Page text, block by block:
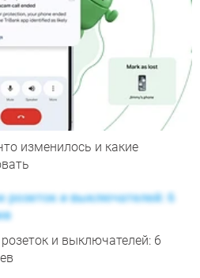
изменилось и какие
и выключателей: 6